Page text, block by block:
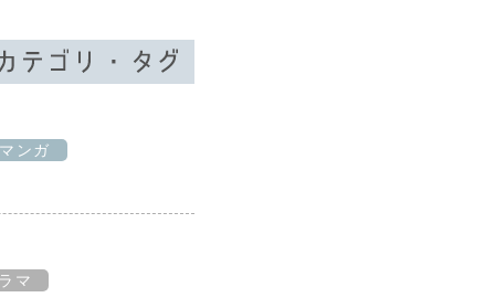
マンガ
マ